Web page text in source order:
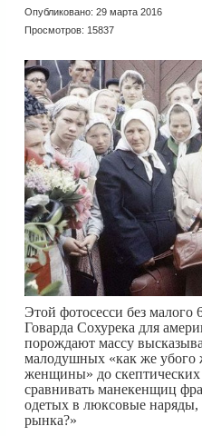
Опубликовано: 29 марта 2016
Просмотров: 15837
Этой фотосесси без малого
Говарда Сохурека для
порождают массу
малодушных «как же убого
женщины» до скептических
сравнивать манекенщиц
одетых в люксовые наряды,
рынка?»